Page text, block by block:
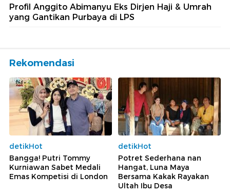
Profil Anggito Abimanyu Eks Dirjen Haji & Umrah
yang Gantikan Purbaya di LPS
Rekomendasi
detikHot
Bangga! Putri Tommy
Kurniawan Sabet Medali
Emas Kompetisi di London
detikHot
Potret Sederhana nan
Hangat, Luna Maya
Bersama Kakak Rayakan
Ultah Ibu Desa